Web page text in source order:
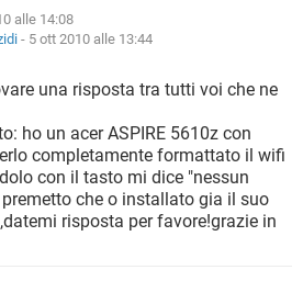
WINDOWS 10
WHATSAPP
WINDOWS 10
WHATSAPP
FACEBOOK
GAMING
WINDOWS 10
WHATSAPP
FACEBOOK
alle 14:08
- 5 ott 2010 alle 13:44
una risposta tra tutti voi che ne
ho un acer ASPIRE 5610z con
completamente formattato il wifi
con il tasto mi dice "nessun
che o installato gia il suo
risposta per favore!grazie in